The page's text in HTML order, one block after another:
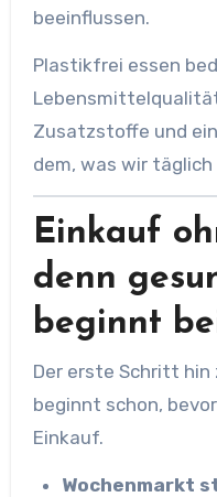
beeinflussen.
Plastikfrei essen
Zusatzstoffe und
dem, was wir
Einkauf
denn
beginnt
Der erste Schritt
beginnt schon,
Einkauf.
Wochenmarkt